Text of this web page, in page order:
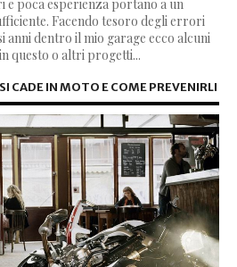
e poca esperienza portano a un
Facendo tesoro degli errori
anni dentro il mio garage ecco alcuni
questo o altri progetti...
CADE IN MOTO E COME PREVENIRLI